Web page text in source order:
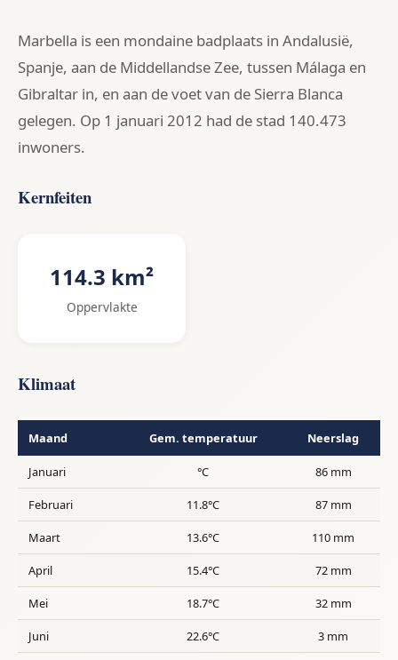
Marbella is een mondaine badplaats in Andalusië,
Spanje, aan de Middellandse Zee, tussen Málaga en
Gibraltar in, en aan de voet van de Sierra Blanca
gelegen. Op 1 januari 2012 had de stad 140.473
inwoners.
Kernfeiten
114.3 km²
Oppervlakte
Klimaat
Maand Gem. temperatuur Neerslag
Januari °C 86 mm
Februari 11.8°C 87 mm
Maart 13.6°C 110 mm
April 15.4°C 72 mm
Mei 18.7°C 32 mm
Juni 22.6°C 3 mm